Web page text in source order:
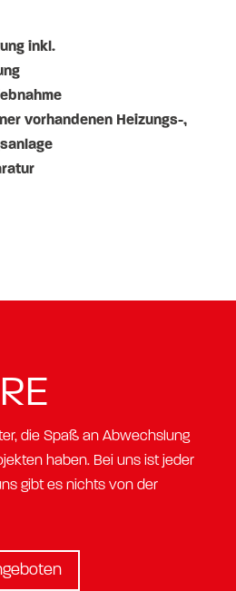
inkl.
vorhandenen Heizungs-,
die Spaß an Abwechslung
haben. Bei uns ist jeder
gibt es nichts von der